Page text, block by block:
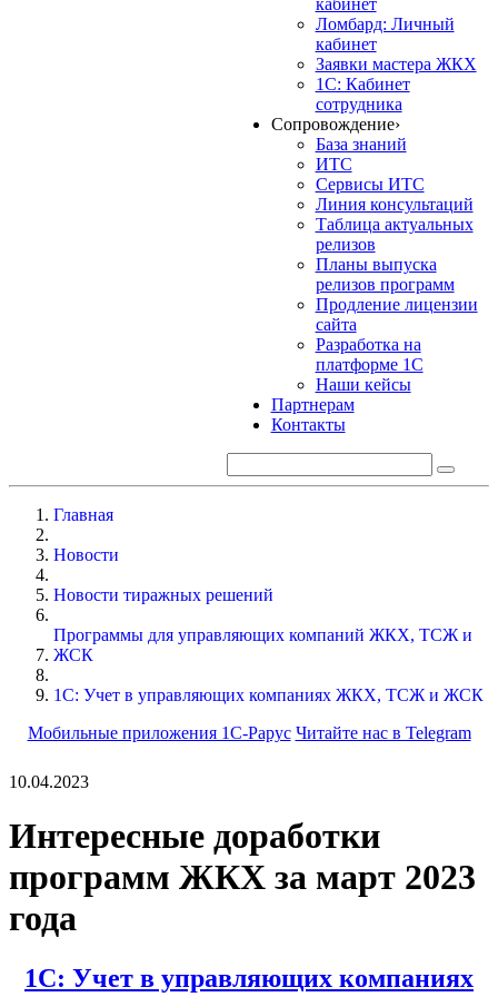
Ломбард: Личный
кабинет
Заявки мастера ЖКХ
1С: Кабинет
сотрудника
Сопровождение›
База знаний
ИТС
Сервисы ИТС
Линия консультаций
Таблица актуальных
релизов
Планы выпуска
релизов программ
Продление лицензии
сайта
Разработка на
платформе 1С
Наши кейсы
Партнерам
Контакты
Главная
Новости
Новости тиражных решений
Программы для управляющих компаний ЖКХ, ТСЖ и
ЖСК
1С: Учет в управляющих компаниях ЖКХ, ТСЖ и ЖСК
Мобильные приложения 1С-Рарус Читайте нас в Telegram
10.04.2023
Интересные доработки
программ ЖКХ за март 2023
года
1С: Учет в управляющих компаниях